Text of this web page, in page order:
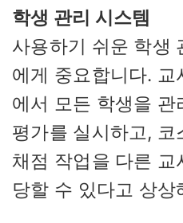
학생 관리 시스템
사용하기 쉬운 학생
에게 중요합니다. 교
에서 모든 학생을 관
평가를 실시하고,
채점 작업을 다른
당할 수 있다고 상상